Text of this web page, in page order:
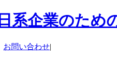
系企業のため
お問い合わせ|